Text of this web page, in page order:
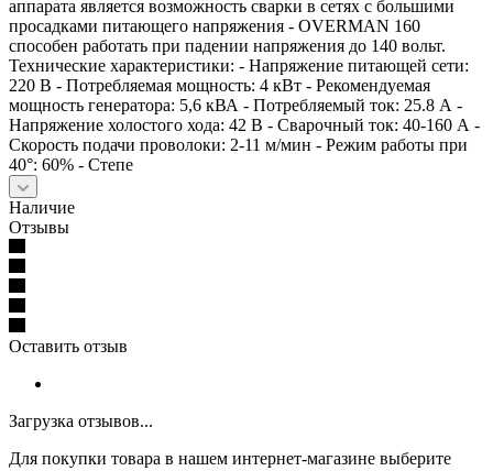
аппарата является возможность сварки в сетях с большими
просадками питающего напряжения - OVERMAN 160
способен работать при падении напряжения до 140 вольт.
Технические характеристики: - Напряжение питающей сети:
220 В - Потребляемая мощность: 4 кВт - Рекомендуемая
мощность генератора: 5,6 кВА - Потребляемый ток: 25.8 А -
Напряжение холостого хода: 42 В - Сварочный ток: 40-160 А -
Скорость подачи проволоки: 2-11 м/мин - Режим работы при
40°: 60% - Степе
Наличие
Отзывы
Оставить отзыв
Загрузка отзывов...
Для покупки товара в нашем интернет-магазине выберите